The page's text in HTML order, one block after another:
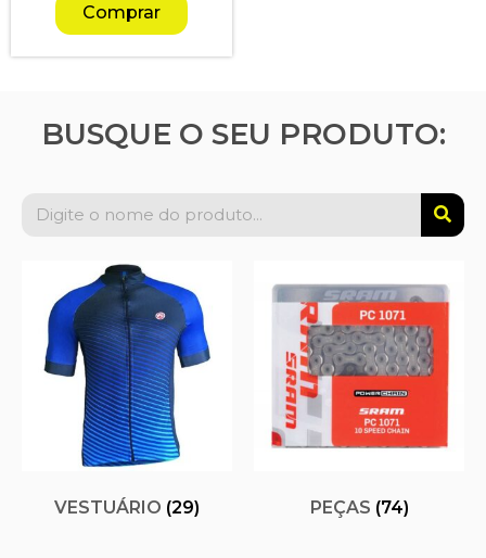
Comprar
BUSQUE O SEU PRODUTO:
VESTUÁRIO (29) PEÇAS (74)